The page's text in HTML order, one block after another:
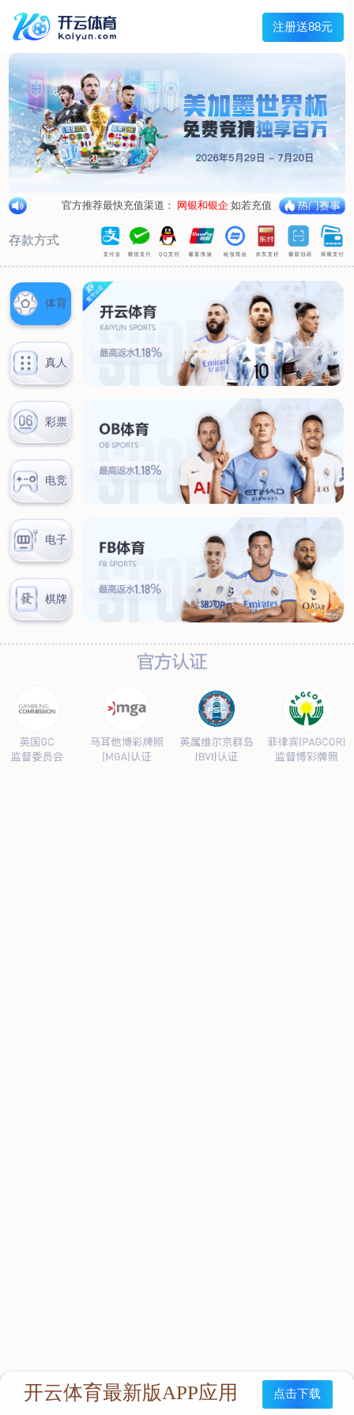
Menu
网站首页
关于我们
产品中心
荣誉资质
厂区设备
人才招聘
新闻中心
销售网点